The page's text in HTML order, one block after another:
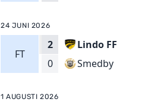
24 JUNI 2026
FT
2
0
Lindo FF
Smedby
1 AUGUSTI 2026